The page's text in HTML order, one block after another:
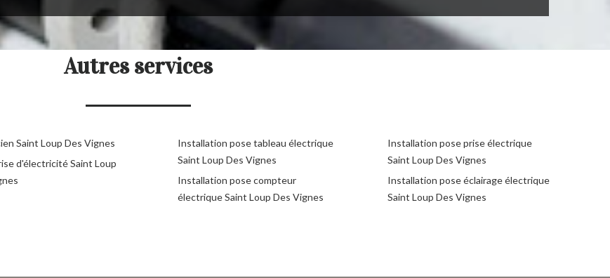
Autres services
Saint Loup Des Vignes
d'électricité Saint Loup
Installation pose tableau électrique
Saint Loup Des Vignes
Installation pose compteur
électrique Saint Loup Des Vignes
Installation pose prise électrique
Saint Loup Des Vignes
Installation pose éclairage électrique
Saint Loup Des Vignes